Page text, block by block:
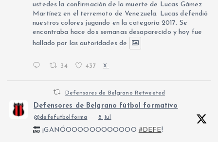
ustedes la confirmación de la muerte de Lucas Gámez
Martínez en el terremoto de Venezuela. Lucas defendió
nuestros colores jugando en la categoría 2017. Se
encontraba hace dos semanas desaparecido y hoy fue
hallado por las autoridades de
34 437 X
Defensores de Belgrano Retweeted
Defensores de Belgrano fútbol formativo
@defefutbolforma · 8 Jul
¡GANÓOOOOOOOOOOOO #DEFE!